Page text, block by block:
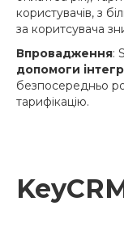
користувачів, з
за коритсувача
Впровадження:
допомоги
безпосередньо
тарифікацію.